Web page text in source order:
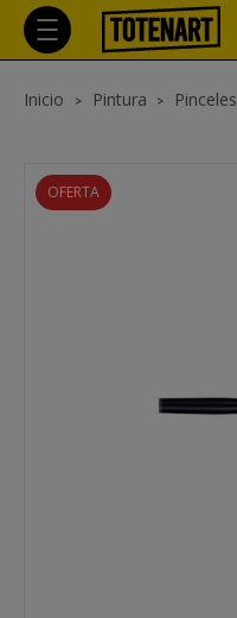
Inicio Pintura Pinceles
OFERTA